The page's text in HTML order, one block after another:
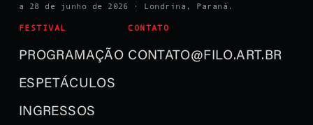
a 28 de junho de 2026 · Londrina, Paraná.
FESTIVAL
PROGRAMAÇÃO
ESPETÁCULOS
INGRESSOS
CONTATO
CONTATO@FILO.ART.BR